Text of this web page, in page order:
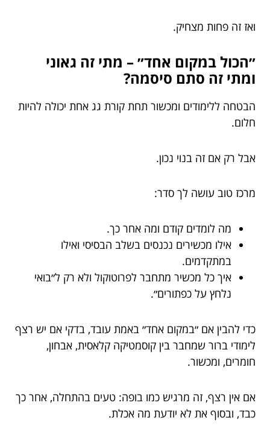
ואז זה פחות מצחיק.
״הכול במקום אחד״ – מתי זה גאוני
ומתי זה סתם סיסמה?
הבטחה ללימודים ומכשור תחת קורת גג אחת יכולה להיות
חלום.
אבל רק אם זה בנוי נכון.
מרכז טוב עושה לך סדר:
מה לומדים קודם ומה אחר כך.
אילו מכשירים נכנסים בשלב הבסיסי ואילו
במתקדמים.
איך כל מכשיר מתחבר לפרוטוקול ולא רק ל״בואי
נלחץ על כפתורים״.
כדי להבין אם ״במקום אחד״ באמת עובד, בדקי אם יש רצף
לימודי ברור שמחבר בין קוסמטיקה קלאסית, אבחון,
חומרים, ומכשור.
אם אין רצף, זה מרגיש כמו בופה: טעים בהתחלה, אחר כך
כבד, ובסוף את לא יודעת מה אכלת.